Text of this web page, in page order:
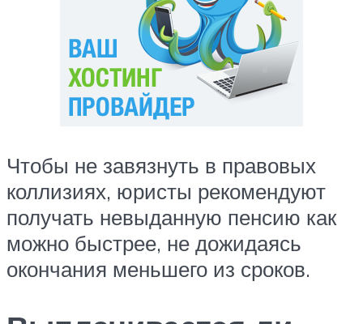
Чтобы не завязнуть в правовых
коллизиях, юристы рекомендуют
получать невыданную пенсию как
можно быстрее, не дожидаясь
окончания меньшего из сроков.